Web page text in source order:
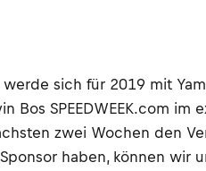
sich für 2019 mit
Bos SPEEDWEEK.com im
zwei Wochen den
haben, können